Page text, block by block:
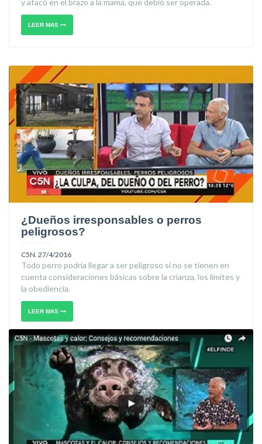
y atacó en el brazo a la mamá, que debió ser operada.
LEER MAS
¿Dueños irresponsables o perros
peligrosos?
C5N. 27/4/2016
Todo perro podría llegar a ser peligroso si no se tienen en
cuenta consideraciones básicas sobre la crianza, los límites y
la obediencia.
LEER MAS